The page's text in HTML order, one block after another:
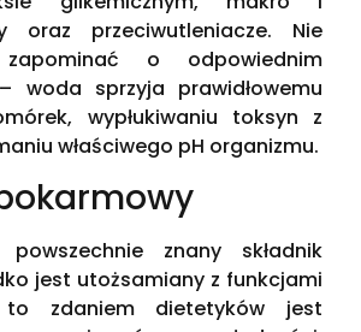
oraz przeciwutleniacze. Nie
o odpowiednim
woda sprzyja prawidłowemu
wypłukiwaniu toksyn z
właściwego pH organizmu.
znany składnik
jest utożsamiany z funkcjami
to zdaniem dietetyków jest